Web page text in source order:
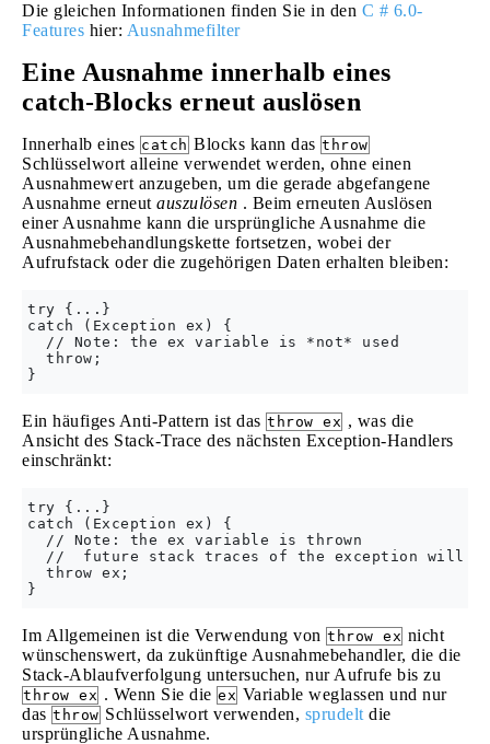
Die gleichen Informationen finden Sie in den C # 6.0-
Features hier: Ausnahmefilter
Eine Ausnahme innerhalb eines
catch-Blocks erneut auslösen
Innerhalb eines catch Blocks kann das throw
Schlüsselwort alleine verwendet werden, ohne einen
Ausnahmewert anzugeben, um die gerade abgefangene
Ausnahme erneut auszulösen . Beim erneuten Auslösen
einer Ausnahme kann die ursprüngliche Ausnahme die
Ausnahmebehandlungskette fortsetzen, wobei der
Aufrufstack oder die zugehörigen Daten erhalten bleiben:
try {...}
catch (Exception ex) {
  // Note: the ex variable is *not* used
  throw;
Ein häufiges Anti-Pattern ist das throw ex , was die
Ansicht des Stack-Trace des nächsten Exception-Handlers
einschränkt:
try {...}
catch (Exception ex) {
  // Note: the ex variable is thrown
//  future stack traces of the exception will
  throw ex;
Im Allgemeinen ist die Verwendung von throw ex nicht
wünschenswert, da zukünftige Ausnahmebehandler, die die
Stack-Ablaufverfolgung untersuchen, nur Aufrufe bis zu
throw ex . Wenn Sie die ex Variable weglassen und nur
das throw Schlüsselwort verwenden, sprudelt die
ursprüngliche Ausnahme.